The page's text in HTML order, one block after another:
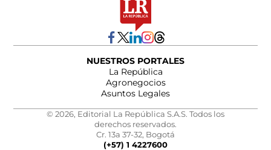
NUESTROS PORTALES
La República
Agronegocios
Asuntos Legales
© 2026, Editorial La República S.A.S. Todos los
derechos reservados.
Cr. 13a 37-32, Bogotá
(+57) 1 4227600